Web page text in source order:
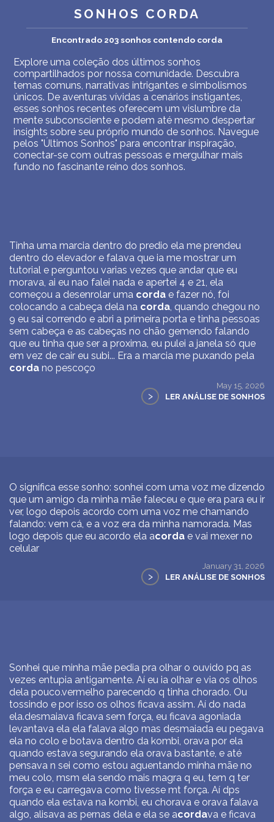
SONHOS CORDA
Encontrado 203 sonhos contendo corda
Explore uma coleção dos últimos sonhos
compartilhados por nossa comunidade. Descubra
temas comuns, narrativas intrigantes e simbolismos
únicos. De aventuras vívidas a cenários instigantes,
esses sonhos recentes oferecem um vislumbre da
mente subconsciente e podem até mesmo despertar
insights sobre seu próprio mundo de sonhos. Navegue
pelos "Últimos Sonhos" para encontrar inspiração,
conectar-se com outras pessoas e mergulhar mais
fundo no fascinante reino dos sonhos.
Tinha uma marcia dentro do predio ela me prendeu
dentro do elevador e falava que ia me mostrar um
tutorial e perguntou varias vezes que andar que eu
morava, ai eu nao falei nada e apertei 4 e 21, ela
começou a desenrolar uma corda e fazer nó, foi
colocando a cabeça dela na corda , quando chegou no
9 eu sai correndo e abri a primeira porta e tinha pessoas
sem cabeça e as cabeças no chão gemendo falando
que eu tinha que ser a proxima, eu pulei a janela só que
em vez de cair eu subi... Era a marcia me puxando pela
corda no pescoço
May 15, 2026
> LER ANÁLISE DE SONHOS
O significa esse sonho: sonhei com uma voz me dizendo
que um amigo da minha mãe faleceu e que era para eu ir
ver, logo depois acordo com uma voz me chamando
falando: vem cá, e a voz era da minha namorada. Mas
logo depois que eu acordo ela acorda e vai mexer no
celular
January 31, 2026
> LER ANÁLISE DE SONHOS
Sonhei que minha mãe pedia pra olhar o ouvido pq as
vezes entupia antigamente. Aí eu ia olhar e via os olhos
dela pouco.vermelho parecendo q tinha chorado. Ou
tossindo e por isso os olhos ficava assim. Aí do nada
ela.desmaiava ficava sem força, eu ficava agoniada
levantava ela ela falava algo mas desmaiada eu pegava
ela no colo e botava dentro da kombi, orava por ela
quando estava segurando ela orava bastante, e até
pensava n sei como estou aguentando minha mãe no
meu colo, msm ela sendo mais magra q eu, tem q ter
força e eu carregava como tivesse mt força. Aí dps
quando ela estava na kombi, eu chorava e orava falava
algo, alisava as pernas dela e ela se acordava e ficava